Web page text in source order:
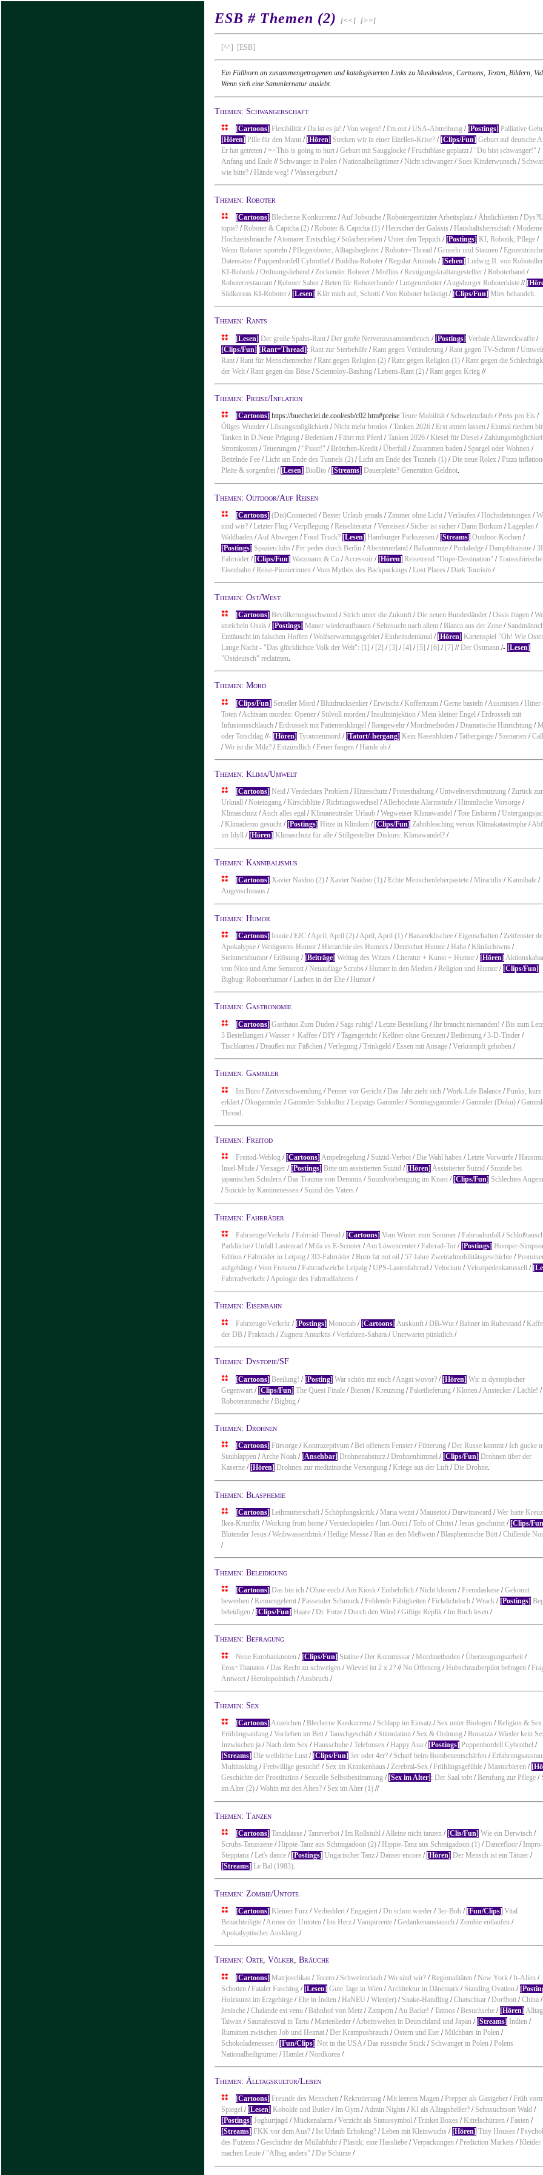
ESB # Themen (2) [<<] [>>]
[^^] [ESB]
Ein Füllhorn an zusammengetragenen und katalogisierten Links zu Musikvideos, Cartoons, Texten, Bildern,
Wenn sich eine Sammlernatur auslebt.
Themen: Schwangerschaft
[Cartoons] Flexibilität /Da ist es ja! /Von wegen! / I'm out /USA-Abtreibung / [Postings] Palliative
[Hören] Pille für den Mann / [Hören] Stecken wir in einer Eizellen-Krise? / [Clips/Fun] Geburt auf deutsche
Er hat getreten /=>This is going to hurt /Geburt mit Saugglocke /Fruchtblase geplatzt / "Du bist schwanger!" /
Anfang und Ende // Schwanger in Polen /Nationalheiligtümer /Nicht schwanger / Sues Kinderwunsch /
wie bitte? /Hände weg! /Wassergeburt /
Themen: Roboter
[Cartoons] Blecherne Konkurrenz /Auf Jobsuche /Robotergestützter Arbeitsplatz /Ähnlichkeiten /
topie? /Roboter & Captcha (2) /Roboter & Captcha (1) /Herrscher der Galaxis /Haushaltsherrschaft /Moderne
Hochzeitsbräuche /Atomarer Erstschlag / Solarbetrieben /Unter den Teppich /[Postings] KI, Robotik, Pflege /
Wenn Roboter sporteln /Pflegeroboter, Alltagsbegleiter /Roboter=Thread /Gruseln und Staunen /
Datensätze /Puppenbordell Cybrothel /Buddha-Roboter /Regular Animals /[Sehen] Ludwig II. von
KI-Robotik /Ordnungsliebend /Zockender Roboter /Moflins /Reinigungskraftangestellter /Roboterband /
Roboterrestaurant /Roboter Sabor /Beten für Roboterhunde /Lungenroboter /Augsburger Roboterkiste //
Südkoreas KI-Roboter /[Lesen] Klär mich auf, Schotti /Von Roboter belästigt /[Clips/Fun] Mies behandelt.
Themen: Rants
[Lesen] Der große Spahn-Rant /Der große Nervenzusammenbruch /[Postings] Verbale Allzweckwaffe /
[Clips/Fun] [Rant=Thread]:Rant zur Sterbehilfe /Rant gegen Veränderung /Rant gegen TV-Schrott /
Rant /Rant für Menschenrechte /Rant gegen Religion (2) /Rant gegen Religion (1) /Rant gegen die
der Welt /Rant gegen das Böse / Scientoloy-Bashing /Lebens-Rant (2) /Rant gegen Krieg //
Themen: Preise/Inflation
[Cartoons] https://buecherlei.de.cool/esb/c02.htm#preiseTeure Mobilität / Schweizurlaub /Preis pro Eis /
Öliges Wunder /Lösungsmöglichkeit /Nicht mehr brotlos /Tanken 2026 /Erst atmen lassen /Einmal riechen
Tanken in D.Neue Prägung /Bedenken /Fährt mit Pferd /Tanken 2026 /Kiesel für Diesel /
Stromkosten /Teuerungen / "Pssst!" /Brötchen-Kredit /Überfall /Zusammen baden / Spargel oder Wohnen /
Bettelnde Fee /Licht am Ende des Tunnels (2) /Licht am Ende des Tunnels (1) /Die neue Rolex /Pizza
Pleite & sorgenfrei / [Lesen] BioBio / [Streams] Dauerpleite? Generation Geldnot.
Themen: Outdoor/Auf Reisen
[Cartoons] (Dis)Connected /Bester Urlaub jemals /Zimmer ohne Licht /Verlaufen /Höchstleistungen /
sind wir? /Letzter Flug /Verpflegung /Reiseliteratur /Verreisen / Sicher ist sicher /Dann Borkum /Lageplan /
Waldbaden /Auf Abwegen /Food Truck? [Lesen] Hamburger Parkszenen / [Streams] Outdoor-Kochen /
[Postings] Spazierclubs /Per pedes durch Berlin /Abenteuerland /Balkanroute /Portaledge /Dampfdraisine /
Fahrräder / [Clips/Fun] Watzmann & Co /Accessoir / [Hören] Reisetrend "Dupe-Destination" /Transsibirische
Eisenbahn /Reise-Pionierinnen /Vom Mythos des Backpackings /Lost Places /Dark Tourism /
Themen: Ost/West
[Cartoons] Bevölkerungsschwund / Strich unter die Zukunft /Die neuen Bundesländer /Ossis fragen /
streicheln Ossis / [Postings] Mauer wiederaufbauen / Sehnsucht nach allem /Bianca aus der Zone /
Enttäuscht im falschen Hoffen /Wolfserwartungsgebiet /Einheitsdenkmal / [Hören] Kartenspiel "Oh! Wie
Lange Nacht - "Das glücklichste Volk der Welt": [1] / [2] / [3] / [4] / [5] / [6] / [7] //Der Ostmann /- [Lesen]
"Ostdeutsch" reclaimen.
Themen: Mord
[Clips/Fun] Serieller Mord /Blutdrucksenker /Erwischt /Kofferraum /Gerne basteln /Ausmisten /Hüter
Toten /Achtsam morden: Opener / Stilvoll morden / Insulininjektion /Mein kleiner Engel /Erdrosselt mit
Infusionsschlauch /Erdrosselt mit Patientenklingel/ Ikeagewehr /Mordmethoden /Dramatische Hinrichtung /
oder Totschlag //-[Hören] Tyrannenmord /[Tatort/-hergang] Kein Nasenbluten /Tathergänge / Szenarien /
/Wo ist die Milz? /Entzündlich /Feuer fangen /Hände ab /
Themen: Klima/Umwelt
[Cartoons] Neid /Verdecktes Problem /Hitzeschutz /Protesthaltung /Umweltverschmutzung /Zurück
Urknall /Noteingang /Kirschblüte /Richtungswechsel /Allerhöchste Alarmstufe /Himmlische Vorsorge /
Klimaschutz /Auch alles egal /Klimaneutraler Urlaub /Wegweiser Klimawandel /Tote Eisbären /
/Klimademo gesucht / [Postings] Hitze in Kliniken / [Clips/Fun] Zahnbleaching versus Klimakatastrophe /
im Idyll / [Hören] Klimaschutz für alle / Stillgestellter Diskurs: Klimawandel? /
Themen: Kannibalismus
[Cartoons] Xavier Naidoo (2) /Xavier Naidoo (1) /Echte Menschenleberpastete /Miraculix /Kannibale /
Augenschmaus /
Themen: Humor
[Cartoons] Ironie /EJC /April, April (2) /April, April (1) /Bananeklischee /Eigenschaften /Zeitfenster
Apokalypse /Wenigstens Humor /Hierarchie des Humors /Deutscher Humor /Haha /Klinikclowns /
Steinmetzhumor /Erlösung / [Beiträge] Welttag des Witzes /Literatur + Kunst + Humor / [Hören]
von Nico und Arne Semsrott /Neuauflage Scrubs /Humor in den Medien /Religion und Humor / [Clips/Fun]
Bigbug: Roboterhumor /Lachen in der Ehe /Humor /
Themen: Gastronomie
[Cartoons] Gasthaus Zum Duden / Sags ruhig! /Letzte Bestellung / Ihr braucht niemanden! /Bis zum
3 Bestellungen /Wasser + Kaffee /DIY /Tagesgericht /Kellner ohne Grenzen /Bedienung /3-D-Tinder /
Tischkarten /Draußen nur Fäßchen /Verlegung /Trinkgeld /Essen mit Ansage /Verkrampft gehoben /
Themen: Gammler
Im Büro / Zeitverschwendung /Penner vor Gericht /Das Jahr zieht sich /Work-Life-Balance /Punks, kurz
erklärt /Ökogammler /Gammler-Subkultur /Leipzigs Gammler / Sonntagsgammler /Gammler (Doku) /
Thread
Themen: Freitod
Freitod-Weblog / [Cartoons] Ampelregelung / Suizid-Verbot /Die Wahl haben /Letzte Vorwürfe /
Insel-Müde /Versager / [Postings] Bitte um assistierten Suizid / [Hören] Assistierter Suizid / Suizide bei
japanischen Schülern /Das Trauma von Demmin / Suizidvorbeugung im Knast / [Clips/Fun] Schlechtes
/ Suicide by Kantinenessen / Suizid des Vaters /
Themen: Fahrräder
Fahrzeuge/Verkehr /Fahrräd-Thread / [Cartoons] Vom Winter zum Sommer /Fahrradunfall /
Parklücke /Unfall Lastenrad /Mifa vs E-Scooter /Am Löwencenter /Fahrrad-Tor / [Postings] Homper-
Edition /Fahrräder in Leipzig /3D-Fahrräder /Burn fat not oil /57 Jahre Zweiradmobilitätsgeschichte /
aufgehängt /Vom Freisein /Fahrradweiche Leipzig /UPS-Lastenfahrrad /Velocium /Velozipedenkarussell /
Fahrradverkehr /Apologie des Fahrradfahrens /
Themen: Eisenbahn
Fahrzeuge/Verkehr /[Postings] Monocab /[Cartoons] Auskunft /DB-Wut /Bahner im Ruhestand /
der DB /Praktisch / Zugnetz Antarktis /Verfahren-Sahara /Unerwartet pünktlich /
Themen: Dystopie/SF
[Cartoons] Beeilung! /[Posting] War schön mit euch /Angst wovor? /[Hören] Wir in dystopischer
Gegenwart /[Clips/Fun] The Quest Finale /Bienen /Kreuzung /Paketlieferung /Klonen /Anstecker /Lächle! /
Roboteranmache /Bigbug /
Themen: Drohnen
[Cartoons] Fürsorge /Kontrazeptivum /Bei offenem Fenster /Fütterung /Der Russe kommt / Ich gucke
Staublappen /Arche Noah / [Ansehbar] Drohnenabsturz /Drohnenhimmel / [Clips/Fun] Drohnen über der
Kaserne / [Hören] Drohnen zur medizinische Versorgung /Kriege aus der Luft /Die Drohne.
Themen: Blasphemie
[Cartoons] Leihmutterschaft / Schöpfungskritik /Maria weint /Mausetot /Darwinaward /Wer hatte
Ikea-Kruzifix /Working from home /Versteckspielen / Inri-Outri /Tofu of Christ /Jesus geschnitzt / [Clips/
Blutender Jesus /Weihwasserdrink /Heilige Messe /Ran an den Meßwein /Blasphemische Bütt /Chillende
/
Themen: Beleidigung
[Cartoons] Das bin ich /Ohne euch /Am Kiosk /Entbehrlich /Nicht klonen /Fremdaskese /Gekonnt
bewerben /Kennengelernt /Passender Schmuck /Fehlende Fähigkeiten /Fickdichdoch /Wrack /[Postings]
beleidigen /[Clips/Fun] Haare /Dr. Fotze /Durch den Wind /Giftige Replik / Im Buch lesen /
Themen: Befragung
Neue Eurobanknoten /[Clips/Fun] Statine /Der Kommissar /Mordmethoden /Überzeugungsarbeit /
Eros=Thanatos /Das Recht zu schweigen /Wieviel ist 2 x 2? //No Offenceg /Hubschrauberpilot befragen /
Antwort /Heroinpolnisch /Ausbruch /
Themen: Sex
[Cartoons] Anzeichen /Blecherne Konkurrenz / Schlapp im Einsatz / Sex unter Biologen /Religion & Sex
Frühlingsanfang /Vorlieben im Bett /Tauschgeschäft / Stimulation / Sex & Ordnung /Bonanza /Wieder kein
Inzwischen ja /Nach dem Sex /Hausschuhe /Telefonsex /Happy Aua / [Postings] Puppenbordell Cybrothel /
[Streams] Die weibliche Lust / [Clips/Fun] 3er oder 4er? / Scharf beim Bombenentschärfen /
Multitasking /Freiwillige gesucht! / Sex im Krankenhaus /Zerebral-Sex /Frühlingsgefühle /Masturbieren /
Geschichte der Prostitution / Sexuelle Selbstbestimmung / [Sex im Alter] :Der Saal tobt /Berufung zur Pflege /
im Alter (2) /Wohin mit den Alten? / Sex im Alter (1) //
Themen: Tanzen
[Cartoons] Tanzklasse /Tanzverbot / Im Rollstuhl /Alleine nicht tanzen / [Clis/Fun] Wie ein Derwisch /
Scrubs-Tanzszene /Hippie-Tanz aus Schmigadoon (2) /Hippie-Tanz aus Schmigadoon (1) /Dancefloor / Impro-
Stepptanz /Let's dance / [Postings] Ungarischer Tanz /Danser encore / [Hören] Der Mensch ist ein Tänzer /
[Streams] Le Bal (1983).
Themen: Zombie/Untote
[Cartoons] Kleiner Furz /Verheddert /Engagiert /Du schon wieder /3er-Bob / [Fun/Clips] Vital
Benachteiligte /Armee der Untoten / Ins Herz /Vampirrente /Gedankenaustausch /Zombie entlaufen /
Apokalyptischer Ausklang /
Themen: Orte, Völker, Bräuche
[Cartoons] Matrjoschkas /Torero / Schweizurlaub /Wo sind wir? /Regionalitäten /New York / It-Alien /
Schotten /Fataler Fasching /[Lesen] Gute Tage in Wien /Architektur in Dänemark / Standing Ovation /
Holzkunst im Erzgebirge /Ehe in Indien /HaNEU /Wien(er) / Snake-Handling /Chatschkar /Dorfbott /China /
Jenische /Chalande est venu /Bahnhof von Metz / Zampern /Au Backe! /Tattoos /Besuchsehe /[Hören]
Taiwan / Saunafestival in Tartu /Marienlieder /Arbeitswelten in Deutschland und Japan /[Streams] Indien /
Rumänen zwischen Job und Heimat /Der Krampusbrauch /Ostern und Eier /Milchbars in Polen /
Schokoladenessen /[Fun/Clips] Not in the USA /Das russische Stück / Schwanger in Polen /Polens
Nationalheiligtümer /Hamlet /Nordkorea /
Themen: Älltagskultur/Leben
[Cartoons] Freunde des Menschen /Rekrutierung /Mit leerem Magen /Prepper als Gastgeber /Früh
Spiegel / [Lesen] Kobolde und Butler / Im Gym /Admin Nights /KI als Alltagshelfer? / Sehnsuchtsort Wald /
[Postings] Joghurtjagd /Mückenalarm /Verzicht als Statussymbol /Trinket Boxes /Kittelschürzen /Fasten /
[Streams] FKK vor dem Aus? / Ist Urlaub Erholung? /Leben mit Kleinwuchs / [Hören] Tiny Houses /
des Putzens /Geschichte der Müllabfuhr /Plastik: eine Hassliebe /Verpackungen /Prediction Markets /Kleider
machen Leute / "Alltag anders" /Die Schürze /